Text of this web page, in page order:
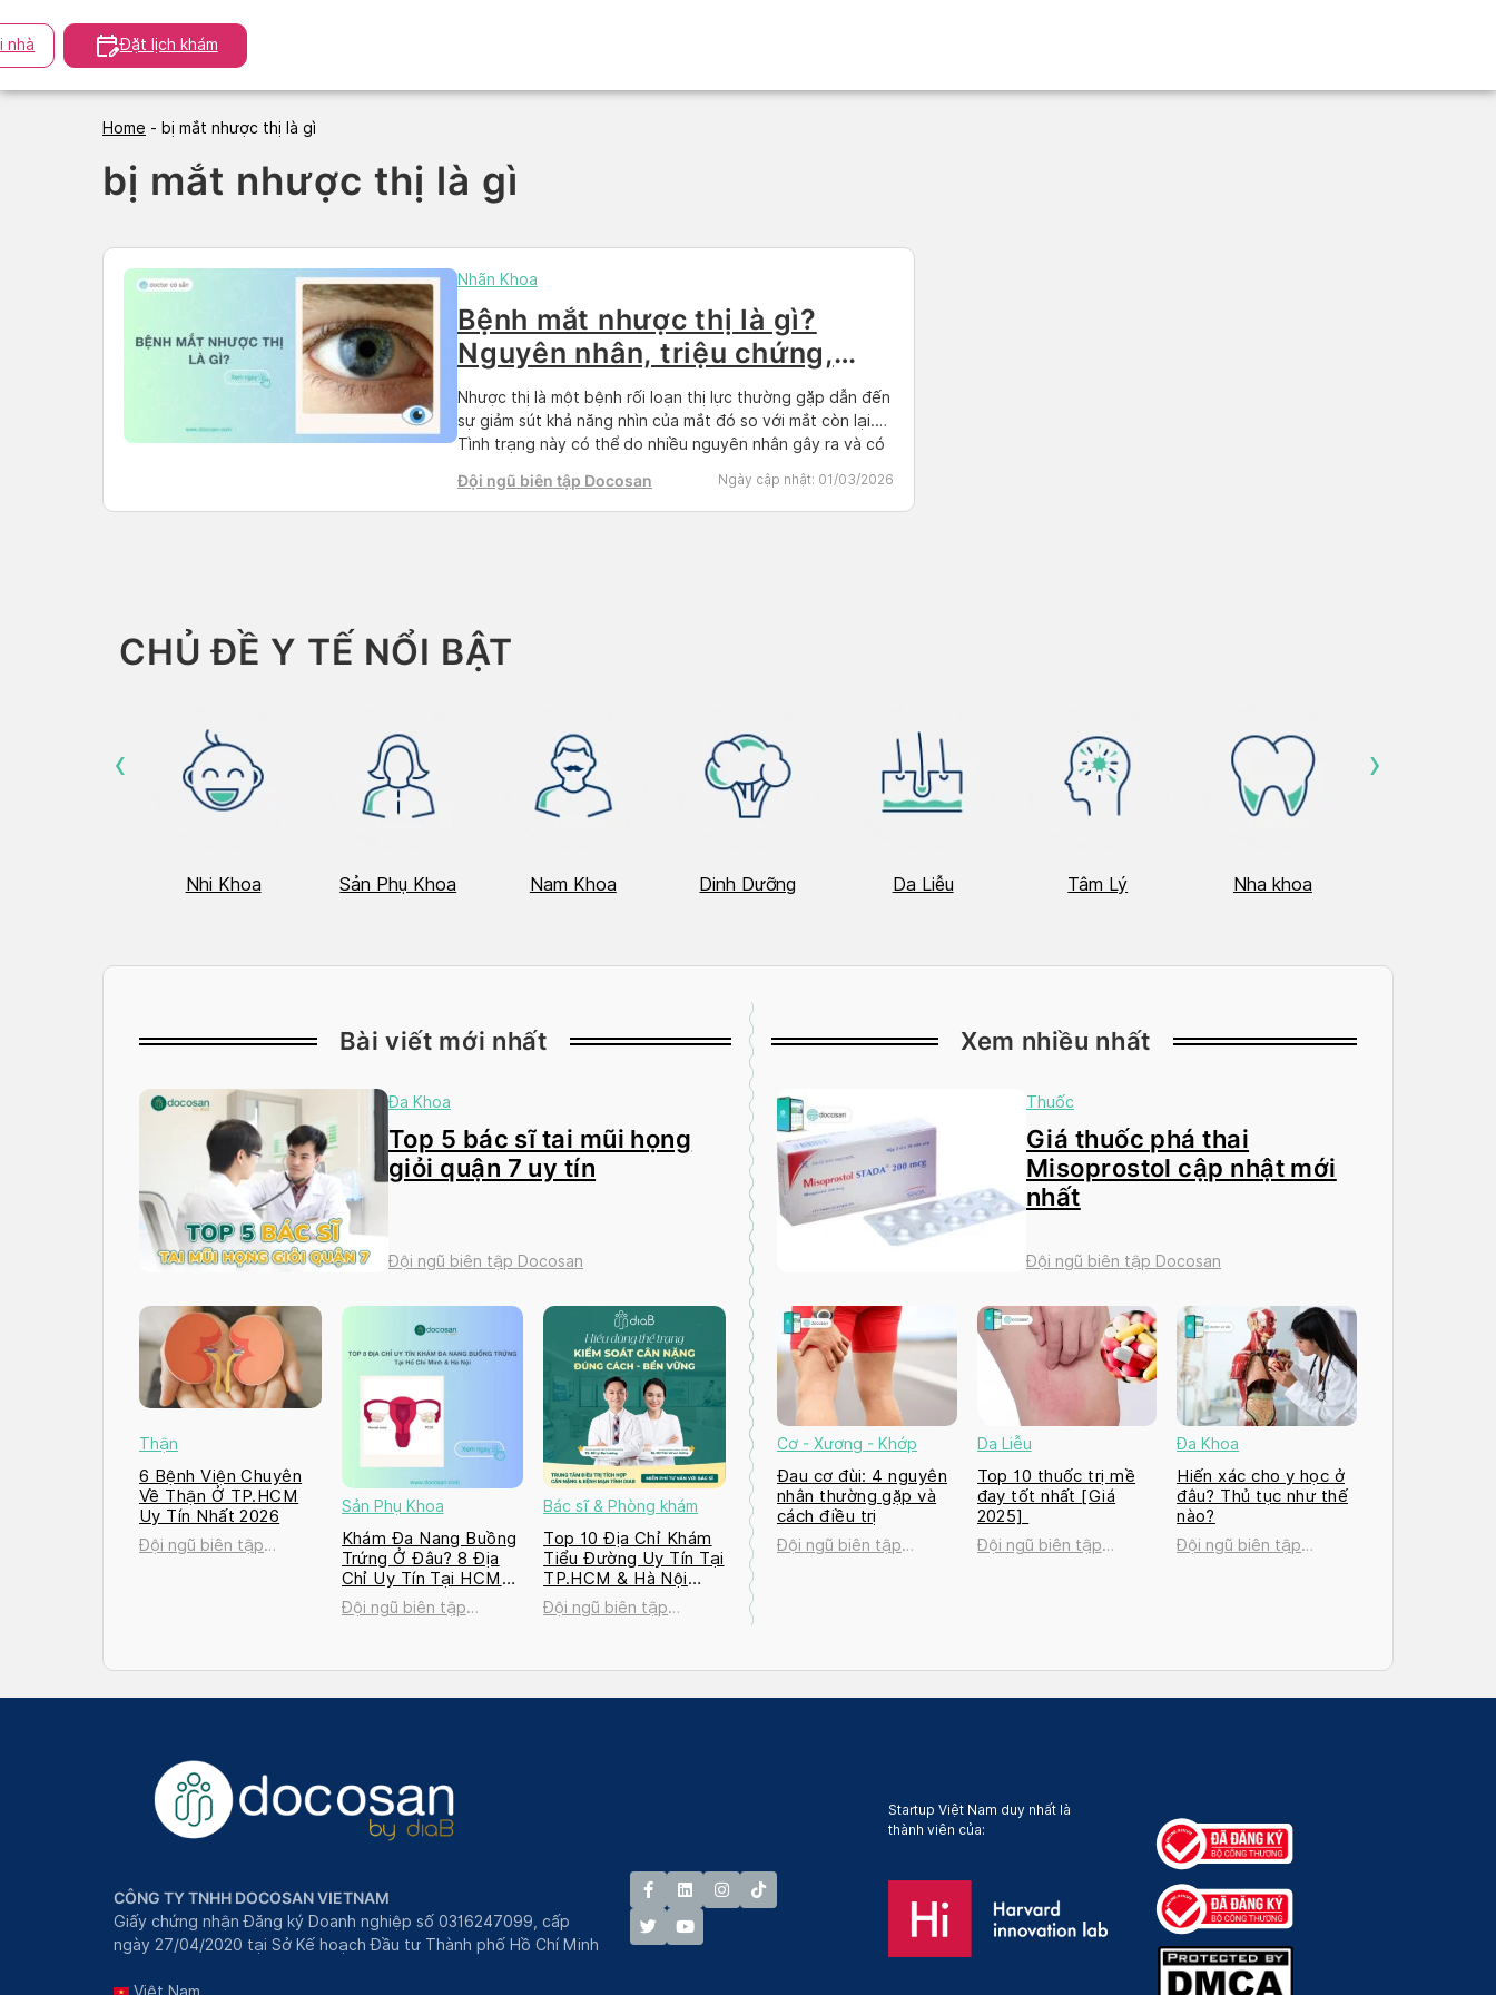
to
content
nhà Đặt lịch khám
Home - bị mắt nhược thị là gì
bị mắt nhược thị là gì
Nhãn Khoa
Bệnh mắt nhược thị là gì?
Nguyên nhân, triệu chứng,
cách điều trị
Nhược thị là một bệnh rối loạn thị lực thường gặp dẫn đến
sự giảm sút khả năng nhìn của mắt đó so với mắt còn lại.
Tình trạng này có thể do nhiều nguyên nhân gây ra và có
được phát hiện […]
Đội ngũ biên tập Docosan Ngày cập nhật: 01/03/2026
CHỦ ĐỀ Y TẾ NỔI BẬT
Nhi Khoa Sản Phụ Khoa Nam Khoa Dinh Dưỡng Da Liễu Tâm Lý Nha khoa
‹ ›
Bài viết mới nhất
Đa Khoa
Top 5 bác sĩ tai mũi họng
giỏi quận 7 uy tín
Đội ngũ biên tập Docosan
Thận
6 Bệnh Viện Chuyên
Về Thận Ở TP.HCM
Uy Tín Nhất 2026
Đội ngũ biên tập
Sản Phụ Khoa
Khám Đa Nang Buồng
Trứng Ở Đâu? 8 Địa
Chỉ Uy Tín Tại HCM
và Hà Nội 2026
Đội ngũ biên tập
Bác sĩ & Phòng khám
Top 10 Địa Chỉ Khám
Tiểu Đường Uy Tín Tại
TP.HCM & Hà Nội
2026
Đội ngũ biên tập
Xem nhiều nhất
Thuốc
Giá thuốc phá thai
Misoprostol cập nhật mới
nhất
Đội ngũ biên tập Docosan
Cơ - Xương - Khớp
Đau cơ đùi: 4 nguyên
nhân thường gặp và
cách điều trị
Đội ngũ biên tập
Da Liễu
Top 10 thuốc trị mề
đay tốt nhất [Giá
2025]
Đội ngũ biên tập
Đa Khoa
Hiến xác cho y học ở
đâu? Thủ tục như thế
nào?
Đội ngũ biên tập
CÔNG TY TNHH DOCOSAN VIETNAM
Giấy chứng nhận Đăng ký Doanh nghiệp số 0316247099, cấp
ngày 27/04/2020 tại Sở Kế hoạch Đầu tư Thành phố Hồ Chí Minh
Startup Việt Nam duy nhất là
thành viên của: